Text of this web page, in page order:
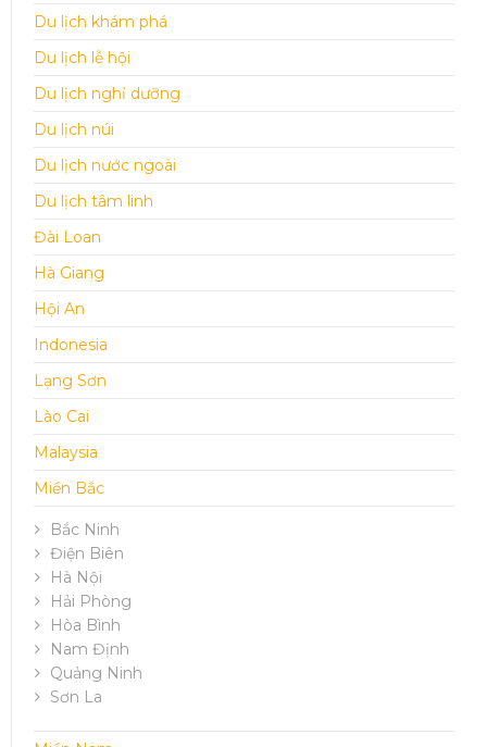
Du lịch khám phá
Du lịch lễ hội
Du lịch nghỉ dưỡng
Du lịch núi
Du lịch nước ngoài
Du lịch tâm linh
Đài Loan
Hà Giang
Hội An
Indonesia
Lạng Sơn
Lào Cai
Malaysia
Miền Bắc
Bắc Ninh
Điện Biên
Hà Nội
Hải Phòng
Hòa Bình
Nam Định
Quảng Ninh
Sơn La